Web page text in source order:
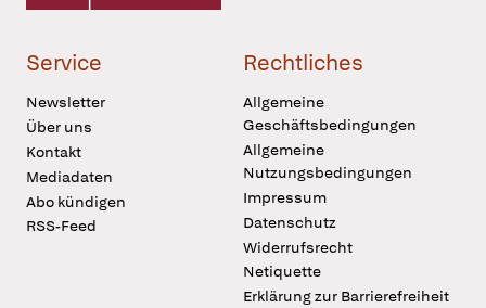
Service
Newsletter
Über uns
Kontakt
Mediadaten
Abo kündigen
RSS-Feed
Rechtliches
Allgemeine
Geschäftsbedingungen
Allgemeine
Nutzungsbedingungen
Impressum
Datenschutz
Widerrufsrecht
Netiquette
Erklärung zur Barrierefreiheit